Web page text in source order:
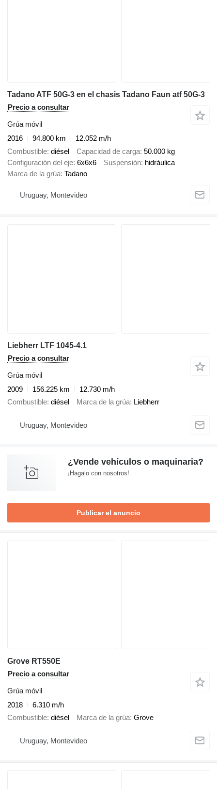
Tadano ATF 50G-3 en el chasis Tadano Faun atf 50G-3
Precio a consultar
Grúa móvil
2016
94.800 km
12.052 m/h
Combustible diésel Capacidad de carga 50.000 kg
Configuración del eje 6x6x6 Suspensión hidráulica
Marca de la grúa Tadano
Uruguay, Montevideo
Liebherr LTF 1045-4.1
Precio a consultar
Grúa móvil
2009
156.225 km
12.730 m/h
Combustible diésel Marca de la grúa Liebherr
Uruguay, Montevideo
¿Vende vehículos o maquinaria?
¡Hagalo con nosotros!
Publicar el anuncio
Grove RT550E
Precio a consultar
Grúa móvil
2018
6.310 m/h
Combustible diésel Marca de la grúa Grove
Uruguay, Montevideo